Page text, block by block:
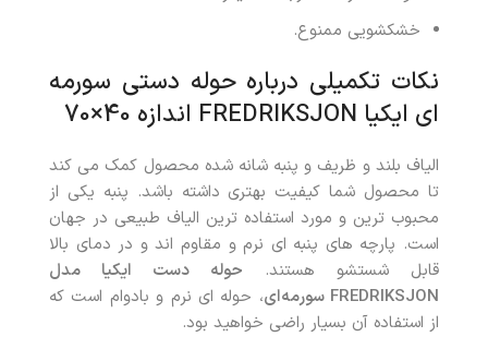
خشکشویی ممنوع.
نکات تکمیلی درباره حوله دستی سورمه
ای ایکیا FREDRIKSJON اندازه 40×70
الیاف بلند و ظریف و پنبه شانه شده محصول کمک می کند
تا محصول شما کیفیت بهتری داشته باشد. پنبه یکی از
محبوب ترین و مورد استفاده ترین الیاف طبیعی در جهان
است. پارچه های پنبه ای نرم و مقاوم اند و در دمای بالا
قابل شستشو هستند. حوله دست ایکیا مدل
FREDRIKSJON سورمه‌ای، حوله ای نرم و بادوام است که
از استفاده آن بسیار راضی خواهید بود.